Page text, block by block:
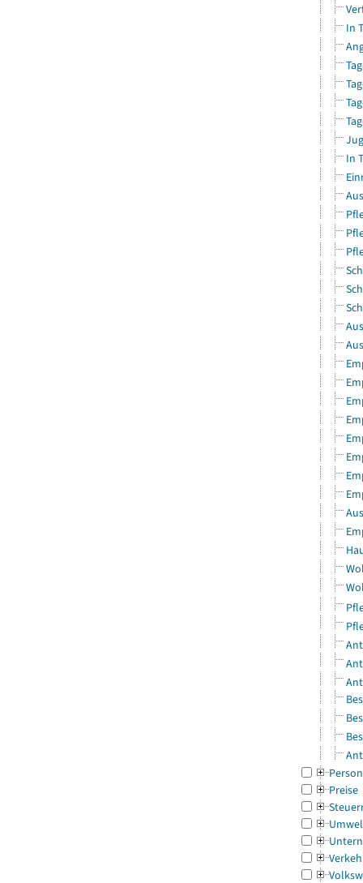
In
In
Preise